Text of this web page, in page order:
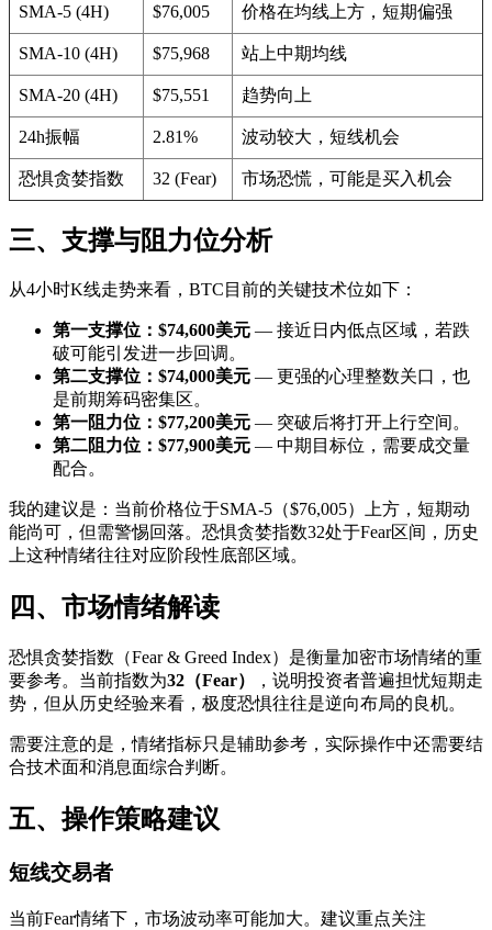
SMA-5 (4H) $76,005 价格在均线上方，短期偏强
SMA-10 (4H) $75,968 站上中期均线
SMA-20 (4H) $75,551 趋势向上
24h振幅 2.81% 波动较大，短线机会
恐惧贪婪指数 32 (Fear) 市场恐慌，可能是买入机会
三、支撑与阻力位分析
从4小时K线走势来看，BTC目前的关键技术位如下：
第一支撑位：$74,600美元 — 接近日内低点区域，若跌
破可能引发进一步回调。
第二支撑位：$74,000美元 — 更强的心理整数关口，也
是前期筹码密集区。
第一阻力位：$77,200美元 — 突破后将打开上行空间。
第二阻力位：$77,900美元 — 中期目标位，需要成交量
配合。
我的建议是：当前价格位于SMA-5（$76,005）上方，短期动
能尚可，但需警惕回落。恐惧贪婪指数32处于Fear区间，历史
上这种情绪往往对应阶段性底部区域。
四、市场情绪解读
恐惧贪婪指数（Fear & Greed Index）是衡量加密市场情绪的重
要参考。当前指数为32（Fear）
，说明投资者普遍担忧短期走
势，但从历史经验来看，极度恐惧往往是逆向布局的良机。
需要注意的是，情绪指标只是辅助参考，实际操作中还需要结
合技术面和消息面综合判断。
五、操作策略建议
短线交易者
当前Fear情绪下，市场波动率可能加大。建议重点关注